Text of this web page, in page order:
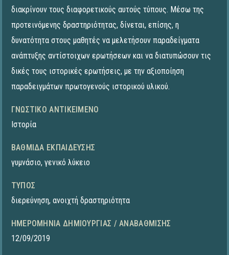
διακρίνουν τους διαφορετικούς αυτούς τύπους. Μέσω της
προτεινόμενης δραστηριότητας, δίνεται, επίσης, η
δυνατότητα στους μαθητές να μελετήσουν παραδείγματα
ανάπτυξης αντίστοιχων ερωτήσεων και να διατυπώσουν τις
δικές τους ιστορικές ερωτήσεις, με την αξιοποίηση
παραδειγμάτων πρωτογενούς ιστορικού υλικού.
ΓΝΩΣΤΙΚΌ ΑΝΤΙΚΕΊΜΕΝΟ
Ιστορία
ΒΑΘΜΊΔΑ ΕΚΠΑΊΔΕΥΣΗΣ
γυμνάσιο, γενικό λύκειο
ΤΎΠΟΣ
διερεύνηση, ανοιχτή δραστηριότητα
ΗΜΕΡΟΜΗΝΊΑ ΔΗΜΙΟΥΡΓΊΑΣ / ΑΝΑΒΆΘΜΙΣΗΣ
12/09/2019